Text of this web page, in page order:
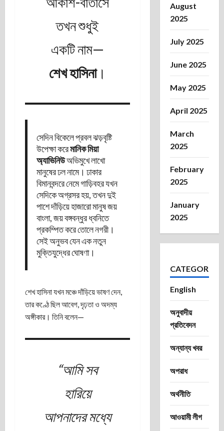
তখন শুধুই
একটি নাম—
শেখ হাসিনা।
সেদিন বিকেলে প্রবল ঝড়বৃষ্টি
উপেক্ষা করেমানিক মিয়া
অ্যাভিনিউঅভিমুখে লাখো
মানুষের ঢল নামে। ঢাকার
বিমানবন্দরে নেমে গাড়িবহর যখন
সেদিকে অগ্রসর হয়, তখন দুই
পাশে দাঁড়িয়ে হাজারো মানুষ জয়
বাংলা, জয় বঙ্গবন্ধুর ধ্বনিতে
প্রকম্পিত করে তোলে নগরী।
সেই অনুভব যেন এক নতুন
মুক্তিযুদ্ধের ঘোষণা।
শেখ হাসিনা যখন মঞ্চে দাঁড়িয়ে ভাষণ দেন,
তার কণ্ঠে ছিল আবেগ, দৃঢ়তা ও অদম্য
অঙ্গীকার। তিনি বলেন—
“আমি সব
হারিয়ে
আপনাদের মধ্যে
August
2025
July 2025
June 2025
May 2025
April 2025
March
2025
February
2025
January
2025
CATEGORIES
English
অনুবাদীয়
প্রতিবেদন
অন্যান্য খবর
অপরাধ
অর্থনীতি
আওয়ামী লীগ